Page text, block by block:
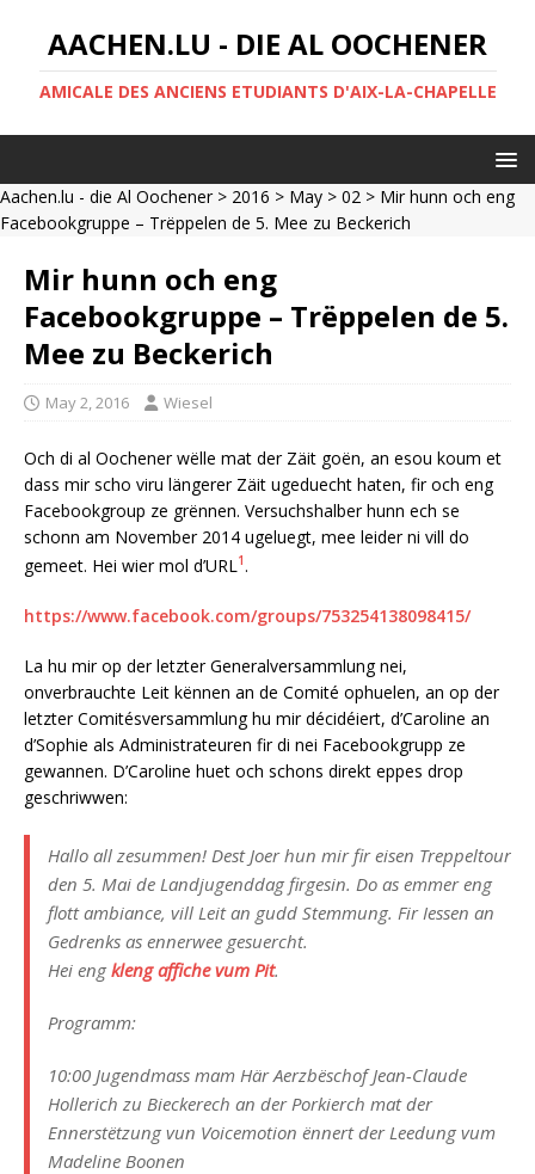
AACHEN.LU - DIE AL OOCHENER
AMICALE DES ANCIENS ETUDIANTS D'AIX-LA-CHAPELLE
Aachen.lu - die Al Oochener> 2016 > May > 02 > Mir hunn och eng
Facebookgruppe – Trëppelen de 5. Mee zu Beckerich
Mir hunn och eng
Facebookgruppe – Trëppelen de 5.
Mee zu Beckerich
May 2, 2016 Wiesel
Och di al Oochener wëlle mat der Zäit goën, an esou koum et
dass mir scho viru längerer Zäit ugeduecht haten, fir och eng
Facebookgroup ze grënnen. Versuchshalber hunn ech se
schonn am November 2014 ugeluegt, mee leider ni vill do
gemeet. Hei wier mol d’URL1 .
https://www.facebook.com/groups/753254138098415/
La hu mir op der letzter Generalversammlung nei,
onverbrauchte Leit kënnen an de Comité ophuelen, an op der
letzter Comitésversammlung hu mir décidéiert, d’Caroline an
d’Sophie als Administrateuren fir di nei Facebookgrupp ze
gewannen. D’Caroline huet och schons direkt eppes drop
geschriwwen:
Hallo all zesummen! Dest Joer hun mir fir eisen Treppeltour
den 5. Mai de Landjugenddag firgesin. Do as emmer eng
flott ambiance, vill Leit an gudd Stemmung. Fir Iessen an
Gedrenks as ennerwee gesuercht.
Hei engkleng affiche vum Pit.
Programm:
10:00 Jugendmass mam Här Aerzbëschof Jean-Claude
Hollerich zu Bieckerech an der Porkierch mat der
Ennerstëtzung vun Voicemotion ënnert der Leedung vum
Madeline Boonen